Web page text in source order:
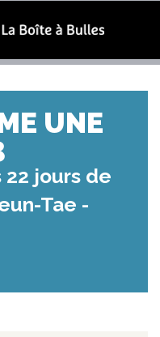
UNE
jours de
Tae -